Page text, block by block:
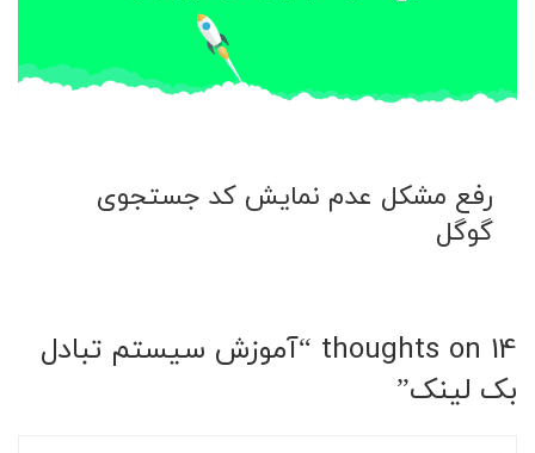
رفع مشکل عدم نمایش کد جستجوی
گوگل
14 thoughts on “
آموزش سیستم تبادل
بک لینک”